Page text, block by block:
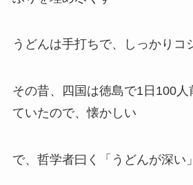
うどんは手打ちで、しっかりコ
その昔、四国は徳島で1日100人
ていたので、懐かしい
で、哲学者曰く「うどんが深い